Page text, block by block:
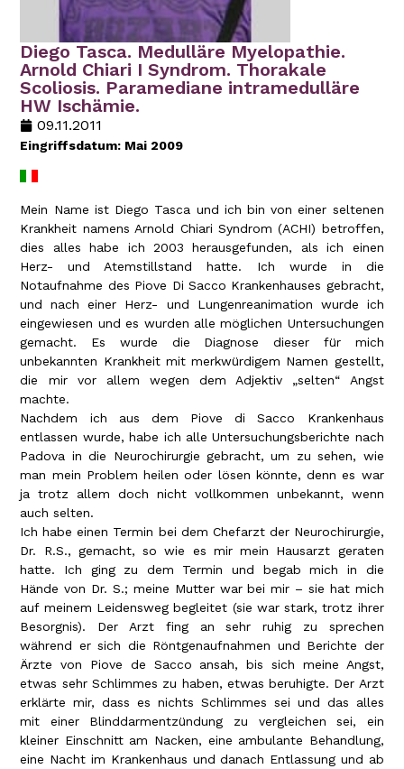
Diego Tasca. Medulläre Myelopathie.
Arnold Chiari I Syndrom. Thorakale
Scoliosis. Paramediane intramedulläre
HW Ischämie.
09.11.2011
Eingriffsdatum: Mai 2009
Mein Name ist Diego Tasca und ich bin von einer seltenen
Krankheit namens Arnold Chiari Syndrom (ACHI) betroffen,
dies alles habe ich 2003 herausgefunden, als ich einen
Herz- und Atemstillstand hatte. Ich wurde in die
Notaufnahme des Piove Di Sacco Krankenhauses gebracht,
und nach einer Herz- und Lungenreanimation wurde ich
eingewiesen und es wurden alle möglichen Untersuchungen
gemacht. Es wurde die Diagnose dieser für mich
unbekannten Krankheit mit merkwürdigem Namen gestellt,
die mir vor allem wegen dem Adjektiv „selten“ Angst
machte.
Nachdem ich aus dem Piove di Sacco Krankenhaus
entlassen wurde, habe ich alle Untersuchungsberichte nach
Padova in die Neurochirurgie gebracht, um zu sehen, wie
man mein Problem heilen oder lösen könnte, denn es war
ja trotz allem doch nicht vollkommen unbekannt, wenn
auch selten.
Ich habe einen Termin bei dem Chefarzt der Neurochirurgie,
Dr. R.S., gemacht, so wie es mir mein Hausarzt geraten
hatte. Ich ging zu dem Termin und begab mich in die
Hände von Dr. S.; meine Mutter war bei mir – sie hat mich
auf meinem Leidensweg begleitet (sie war stark, trotz ihrer
Besorgnis). Der Arzt fing an sehr ruhig zu sprechen
während er sich die Röntgenaufnahmen und Berichte der
Ärzte von Piove de Sacco ansah, bis sich meine Angst,
etwas sehr Schlimmes zu haben, etwas beruhigte. Der Arzt
erklärte mir, dass es nichts Schlimmes sei und das alles
mit einer Blinddarmentzündung zu vergleichen sei, ein
kleiner Einschnitt am Nacken, eine ambulante Behandlung,
eine Nacht im Krankenhaus und danach Entlassung und ab